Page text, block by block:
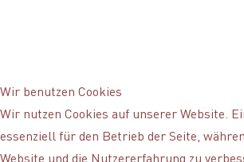
Wir benutzen Cookies
Wir nutzen Cookies auf unserer Website.
essenziell für den Betrieb der Seite,